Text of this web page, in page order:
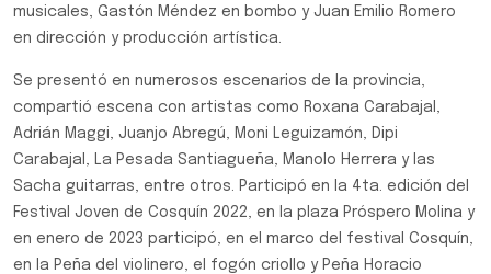
musicales, Gastón Méndez en bombo y Juan Emilio Romero
en dirección y producción artística.
Se presentó en numerosos escenarios de la provincia,
compartió escena con artistas como Roxana Carabajal,
Adrián Maggi, Juanjo Abregú, Moni Leguizamón, Dipi
Carabajal, La Pesada Santiagueña, Manolo Herrera y las
Sacha guitarras, entre otros. Participó en la 4ta. edición del
Festival Joven de Cosquín 2022, en la plaza Próspero Molina y
en enero de 2023 participó, en el marco del festival Cosquín,
en la Peña del violinero, el fogón criollo y Peña Horacio